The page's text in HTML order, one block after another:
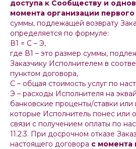
доступа к Сообществу и
момента организации первого
суммы, подлежащей возврату
определяется по формуле:
В1 = С – Э,
где В1 – это размер суммы,
Заказчику Исполнителем в
пунктом договора,
С – общая стоимость услуг по
Э – расходы Исполнителя на
банковские проценты/ставки
которые Исполнитель понес или
связи с получением оплаты по
11.2.3. При досрочном отказе
настоящего договора с момента